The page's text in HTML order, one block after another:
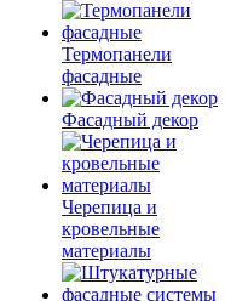
Термопанели
фасадные
Фасадный декор
Черепица и
кровельные
материалы